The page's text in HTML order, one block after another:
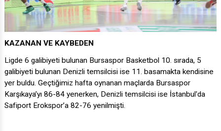
KAZANAN VE KAYBEDEN
Ligde 6 galibiyeti bulunan Bursaspor Basketbol 10. sırada, 5
galibiyeti bulunan Denizli temsilcisi ise 11. basamakta kendisine
yer buldu. Geçtiğimiz hafta oynanan maçlarda Bursaspor
Karşıkaya’yı 86-84 yenerken, Denizli temsilcisi ise İstanbul'da
Safiport Erokspor’a 82-76 yenilmişti.